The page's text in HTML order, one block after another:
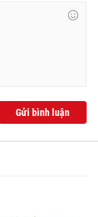
Gửi bình luận